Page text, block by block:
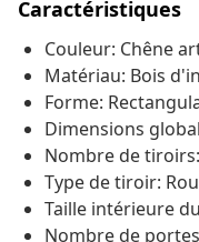
Caractéristiques
Couleur: Chêne
Matériau: Bois
Forme:
Dimensions
Nombre de
Type de tiroir:
Taille intérieure
Nombre de